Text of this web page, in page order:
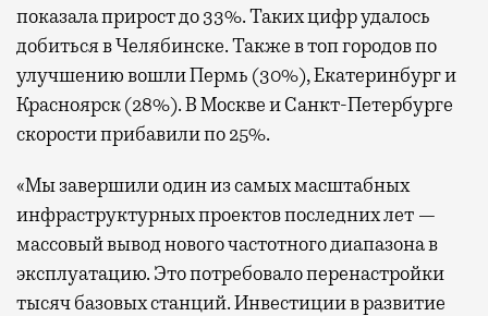
показала прирост до 33%. Таких цифр удалось
добиться в Челябинске. Также в топ городов по
улучшению вошли Пермь (30%), Екатеринбург и
Красноярск (28%). В Москве и Санкт-Петербурге
скорости прибавили по 25%.
«Мы завершили один из самых масштабных
инфраструктурных проектов последних лет —
массовый вывод нового частотного диапазона в
эксплуатацию. Это потребовало перенастройки
тысяч базовых станций. Инвестиции в развитие